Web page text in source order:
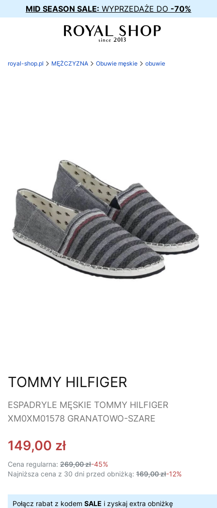
MID SEASON SALE: WYPRZEDAŻE DO -70%
royal-shop.pl MĘŻCZYZNA Obuwie męskie obuwie
TOMMY HILFIGER
ESPADRYLE MĘSKIE TOMMY HILFIGER
XM0XM01578 GRANATOWO-SZARE
149,00 zł
Cena regularna: 269,00 zł-45%
Najniższa cena z 30 dni przed obniżką: 169,00 zł-12%
Połącz rabat z kodem SALE i zyskaj extra obniżkę